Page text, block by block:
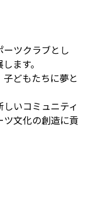
ツクラブとし
ます。
どもたちに夢と
いコミュニティ
文化の創造に貢